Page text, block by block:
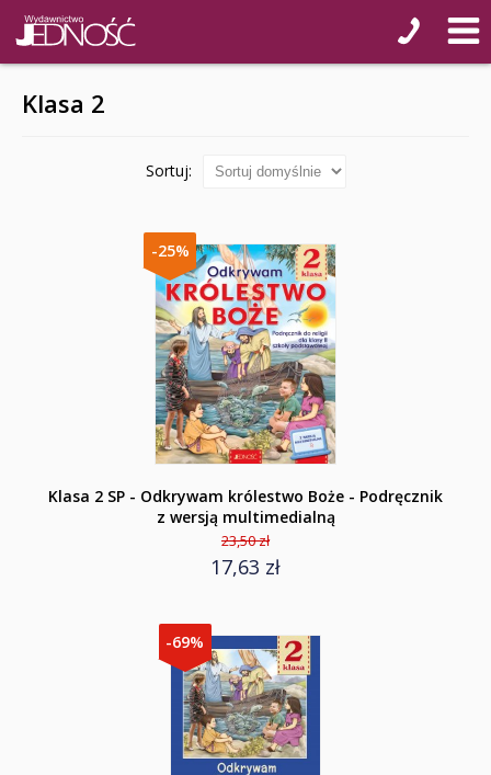
Klasa 2
Sortuj:
-25%
Klasa 2 SP - Odkrywam królestwo Boże - Podręcznik
z wersją multimedialną
23,50 zł
17,63 zł
-69%